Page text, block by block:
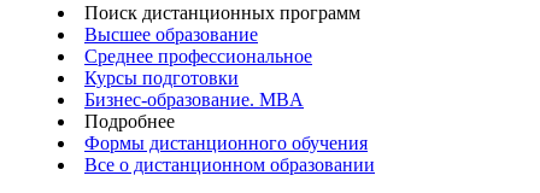
Поиск дистанционных программ
Высшее образование
Среднее профессиональное
Курсы подготовки
Бизнес-образование. MBA
Подробнее
Формы дистанционного обучения
Все о дистанционном образовании